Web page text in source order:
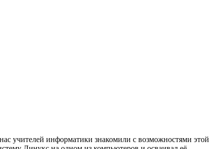
учителей информатики знакомили с возможностями этой